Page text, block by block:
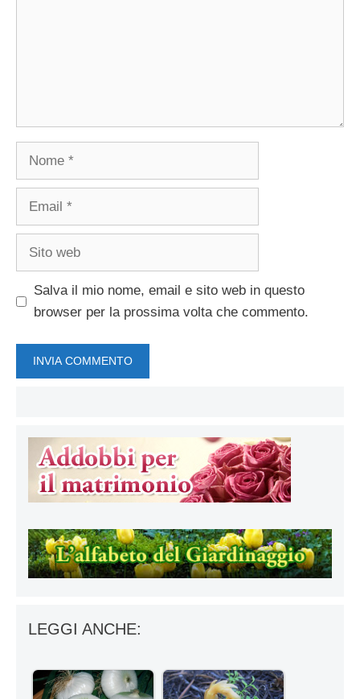
Nome
Email
Sito
Salva il mio nome, email e sito web in questo
browser per la prossima volta che commento.
LEGGI ANCHE: